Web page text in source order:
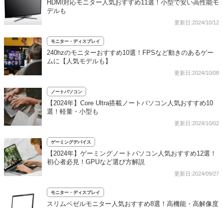
HDMI対応モニター人気おすすめ11選！小型で安い高性能モ
デルも
更新日:2024/10/12
モニター・ディスプレイ
240hzのモニターおすすめ10選！FPSなど動きのあるゲー
ムに【人気モデルも】
更新日:2024/10/08
ノートパソコン
【2024年】Core Ultra搭載ノートパソコン人気おすすめ10
選！軽量・小型も
更新日:2024/10/02
ゲーミングデバイス
【2024年】ゲーミングノートパソコン人気おすすめ12選！
初心者必見！GPUなど選び方解説
更新日:2024/09/27
モニター・ディスプレイ
スリムベゼルモニター人気おすすめ8選！高機能・高解像度